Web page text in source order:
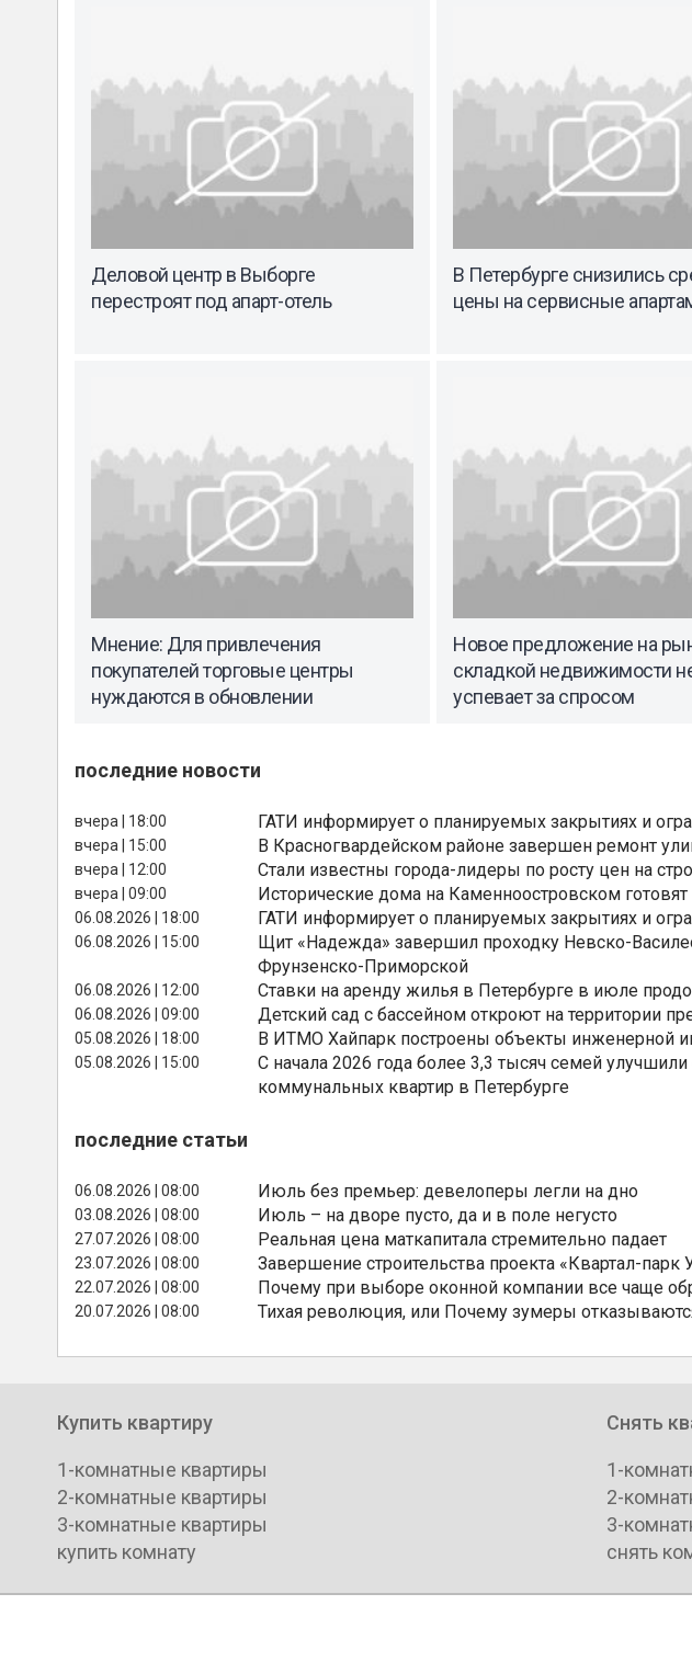
Деловой центр в Выборге
перестроят под апарт-отель
В Петербурге снизились
цены на сервисные
Мнение: Для привлечения
покупателей торговые центры
нуждаются в обновлении
Новое предложение на
складкой недвижимости
успевает за спросом
последние новости
вчера | 18:00 ГАТИ информирует о планируемых закрытиях и
вчера | 15:00 В Красногвардейском районе завершен ремонт
вчера | 12:00 Стали известны города-лидеры по росту цен на
вчера | 09:00 Исторические дома на Каменноостровском
06.08.2026 | 18:00 ГАТИ информирует о планируемых закрытиях и
06.08.2026 | 15:00
Щит «Надежда» завершил проходку Невско-
Фрунзенско-Приморской
06.08.2026 | 12:00 Ставки на аренду жилья в Петербурге в июле
06.08.2026 | 09:00 Детский сад с бассейном откроют на территории
05.08.2026 | 18:00 В ИТМО Хайпарк построены объекты инженерной
05.08.2026 | 15:00
С начала 2026 года более 3,3 тысяч семей
коммунальных квартир в Петербурге
последние статьи
06.08.2026 | 08:00 Июль без премьер: девелоперы легли на дно
03.08.2026 | 08:00 Июль – на дворе пусто, да и в поле негусто
27.07.2026 | 08:00 Реальная цена маткапитала стремительно падает
23.07.2026 | 08:00 Завершение строительства проекта «Квартал-
22.07.2026 | 08:00 Почему при выборе оконной компании все чаще
20.07.2026 | 08:00 Тихая революция, или Почему зумеры
Купить квартиру
1-комнатные квартиры
2-комнатные квартиры
3-комнатные квартиры
купить комнату
Снять
1-
2-
3-
снять